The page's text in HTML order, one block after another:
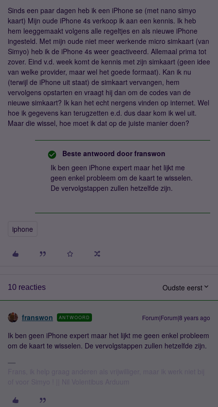
Sinds een paar dagen heb ik een iPhone se (met nano simyo
kaart) Mijn oude iPhone 4s verkoop ik aan een kennis. Ik heb
hem leeggemaakt volgens alle regeltjes en als nieuwe iPhone
ingesteld. Met mijn oude niet meer werkende micro simkaart (van
Simyo) heb ik de iPhone 4s weer geactiveerd. Allemaal prima tot
zover. Eind v.d. week komt de kennis met zijn simkaart (geen idee
van welke provider, maar wel het goede formaat). Kan ik nu
(terwijl de iPhone uit staat) de simkaart vervangen, hem
vervolgens opstarten en vraagt hij dan om de codes van de
nieuwe simkaart? Ik kan het echt nergens vinden op internet. Wel
hoe ik gegevens kan terugzetten e.d. dus daar kom ik wel uit.
Maar die wissel, hoe moet ik dat op de juiste manier doen?
Beste antwoord door franswon
Ik ben geen iPhone expert maar het lijkt me
geen enkel probleem om de kaart te wisselen.
De vervolgstappen zullen hetzelfde zijn.
iphone
10 reacties Oudste eerst
franswon ANTWOORD Forum|Forum|8 years ago
Ik ben geen iPhone expert maar het lijkt me geen enkel probleem
om de kaart te wisselen. De vervolgstappen zullen hetzelfde zijn.